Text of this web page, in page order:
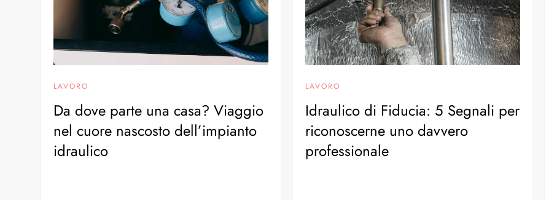
LAVORO
Da dove parte una casa? Viaggio
nel cuore nascosto dell’impianto
idraulico
LAVORO
Idraulico di Fiducia: 5 Segnali per
riconoscerne uno davvero
professionale